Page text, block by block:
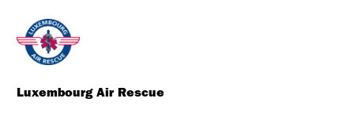
Luxembourg Air Rescue